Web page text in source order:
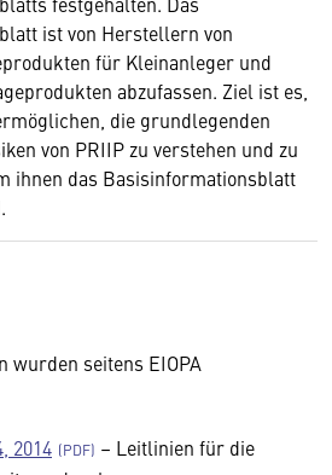
ist von Herstellern von
für Kleinanleger und
abzufassen. Ziel ist es,
die grundlegenden
von PRIIP zu verstehen und zu
ihnen das Basisinformationsblatt
wurden seitens EIOPA
2014
– Leitlinien für die